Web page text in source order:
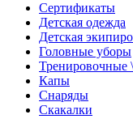
Сертификаты
Детская одежда
Детская
Головные уборы
Капы
Снаряды
Скакалки